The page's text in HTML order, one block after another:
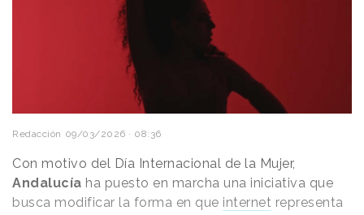
Redacción 09/03/2026 · 08:36
Con motivo del Día Internacional de la Mujer,
Andalucía ha puesto en marcha una iniciativa que
busca modificar la forma en que internet representa